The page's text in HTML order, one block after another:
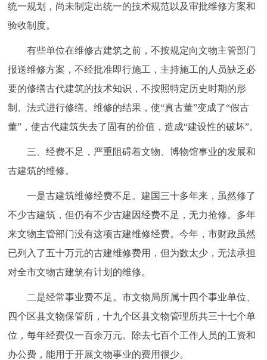
统一规划，尚未制定出统一的技术规范以及审批维修方案和
验收制度。
有些单位在维修古建筑之前，不按规定向文物主管部门
报送维修方案，不经批准即行施工，主持施工的人员缺乏必
要的修缮古代建筑的技术知识，不按照特定历史时期的形
制、法式进行修缮。维修的结果，使“真古董”变成了“假古
董”，使古代建筑失去了固有的价值，造成“建设性的破坏”。
三、经费不足，严重阻碍着文物、博物馆事业的发展和
古建筑的维修。
一是古建筑维修经费不足。建国三十多年来，虽然修了
不少古建筑，但仍有不少古建因经费不足，无力抢修。多年
来文物主管部门没有这项古建维修经费。今年，市财政虽然
已列入了五十万元的古建维修费用，但为数太少，无法承担
对全市文物古建筑有计划的维修。
二是经常事业费不足。市文物局所属十四个事业单位、
四个区县文物保管所，十九个区县文物管理所共三十七个单
位，每年经费仅一百余万元。除去七百个工作人员的工资和
办公费，能用于开展文物事业的费用很少。